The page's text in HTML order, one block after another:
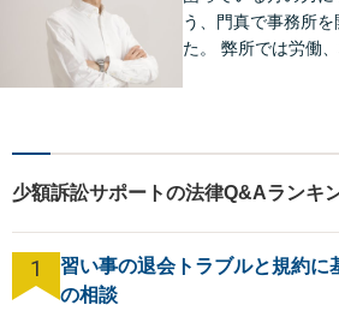
う、門真で事務所を
た。 弊所では労働、
す。
少額訴訟サポートの法律Q&Aランキ
1
習い事の退会トラブルと規約に
の相談